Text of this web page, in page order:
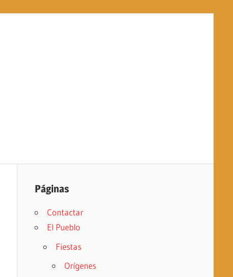
Páginas
Contactar
El Pueblo
Fiestas
Orígenes